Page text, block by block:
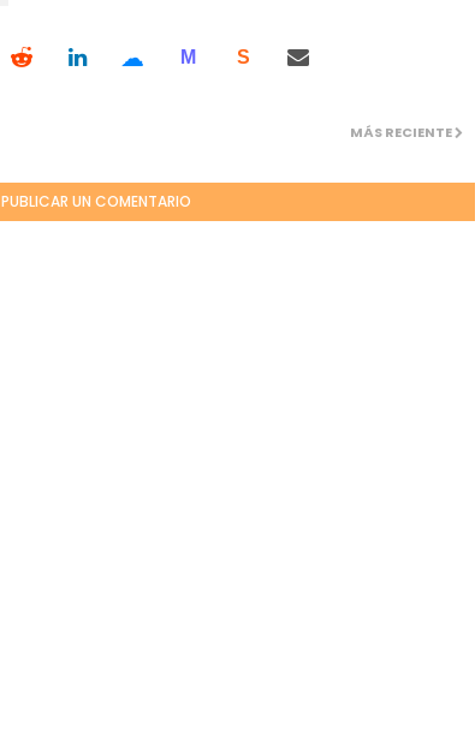
☁ M S
MÁS RECIENTE
PUBLICAR UN COMENTARIO